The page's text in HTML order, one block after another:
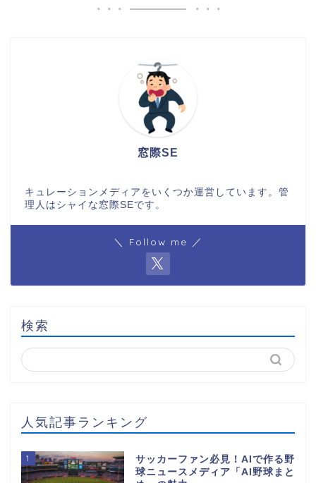
窓際SE
キュレーションメディアをいくつか運営しています。管
理人はシャイな窓際SEです。
＼ Follow me ／
検索
人気記事ランキング
1
サッカーファン必見！AIで作る野
球ニュースメディア「AI野球まと